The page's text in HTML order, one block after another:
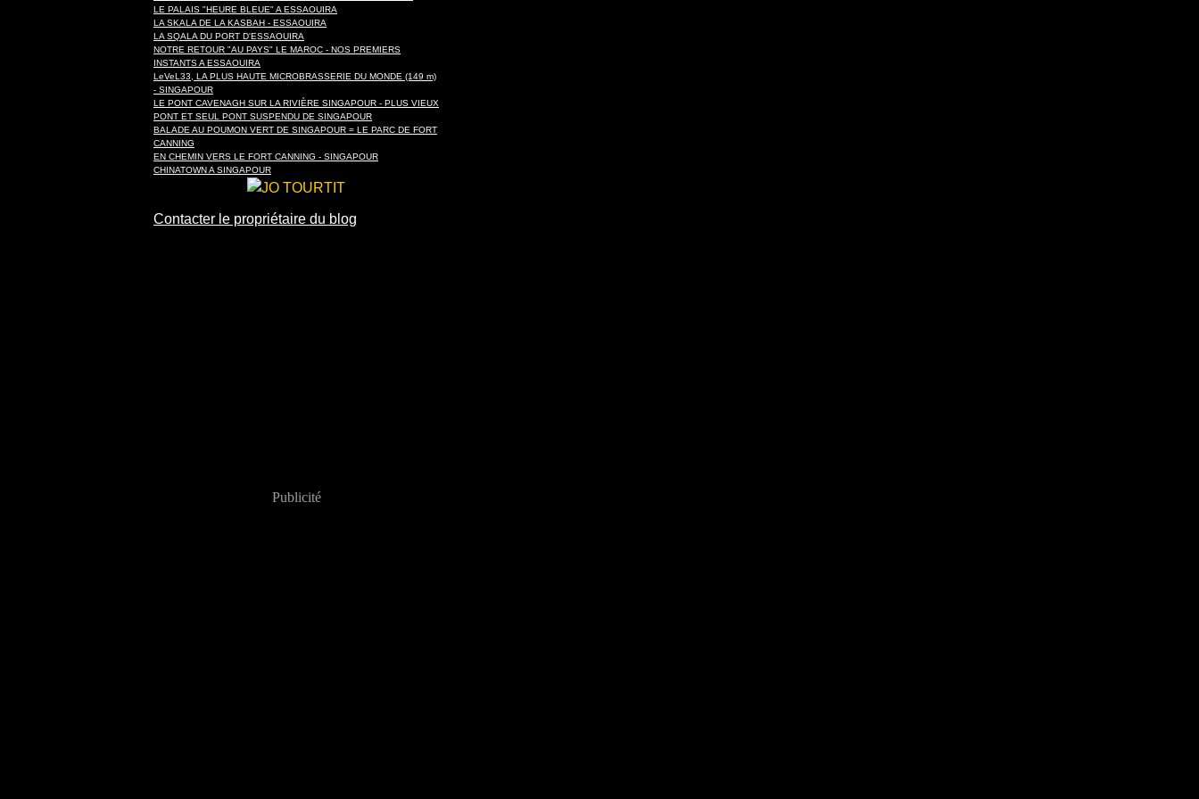
LE PALAIS "HEURE BLEUE" A ESSAOUIRA
LA SKALA DE LA KASBAH - ESSAOUIRA
LA SQALA DU PORT D'ESSAOUIRA
NOTRE RETOUR "AU PAYS" LE MAROC - NOS PREMIERS
INSTANTS A ESSAOUIRA
LeVeL33, LA PLUS HAUTE MICROBRASSERIE DU MONDE (149 m)
- SINGAPOUR
LE PONT CAVENAGH SUR LA RIVIÈRE SINGAPOUR - PLUS VIEUX
PONT ET SEUL PONT SUSPENDU DE SINGAPOUR
BALADE AU POUMON VERT DE SINGAPOUR = LE PARC DE FORT
CANNING
EN CHEMIN VERS LE FORT CANNING - SINGAPOUR
CHINATOWN A SINGAPOUR
Contacter le propriétaire du blog
Publicité